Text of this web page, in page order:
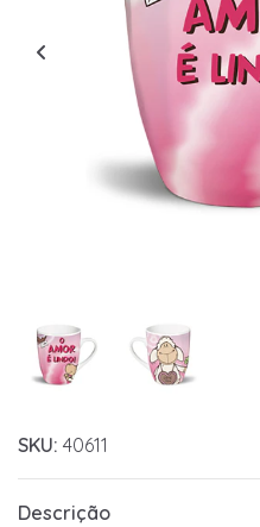
SKU: 40611
Descrição